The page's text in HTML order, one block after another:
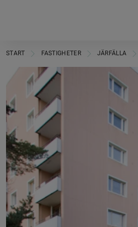
START FASTIGHETER JÄRFÄLLA